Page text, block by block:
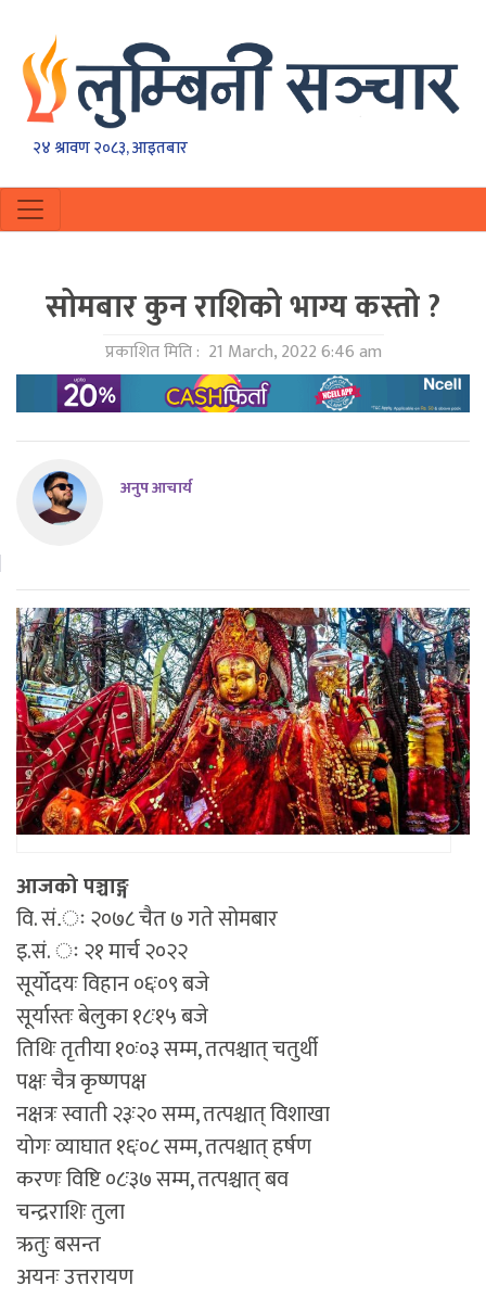
२४ श्रावण २०८३, आइतबार
सोमबार कुन राशिको भाग्य कस्तो ?
प्रकाशित मिति : 21 March, 2022 6:46 am
अनुप आचार्य
आजको पञ्चाङ्ग
वि. सं.ः २०७८ चैत ७ गते सोमबार
इ.सं. ः २१ मार्च २०२२
सूर्योदयः विहान ०६ः०९ बजे
सूर्यास्तः बेलुका १८ः१५ बजे
तिथिः तृतीया १०ः०३ सम्म, तत्पश्चात् चतुर्थी
पक्षः चैत्र कृष्णपक्ष
नक्षत्रः स्वाती २३ः२० सम्म, तत्पश्चात् विशाखा
योगः व्याघात १६ः०८ सम्म, तत्पश्चात् हर्षण
करणः विष्टि ०८ः३७ सम्म, तत्पश्चात् बव
चन्द्रराशिः तुला
ऋतुः बसन्त
अयनः उत्तरायण